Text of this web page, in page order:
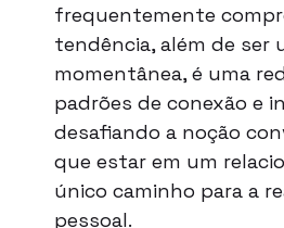
frequentemente
tendência, além de ser
momentânea, é uma
padrões de conexão e
desafiando a noção
que estar em um
único caminho para a
pessoal.